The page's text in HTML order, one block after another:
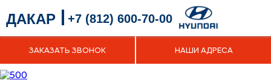
ДАКАР +7 (812) 600-70-00
ЗАКАЗАТЬ ЗВОНОК НАШИ АДРЕСА